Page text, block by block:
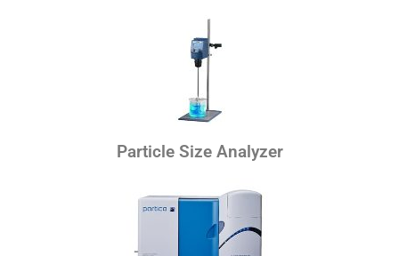
Particle Size Analyzer